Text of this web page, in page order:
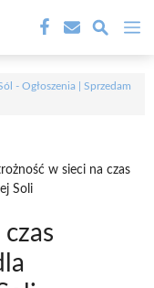
- Ogłoszenia | Sprzedam
w sieci na czas
Soli